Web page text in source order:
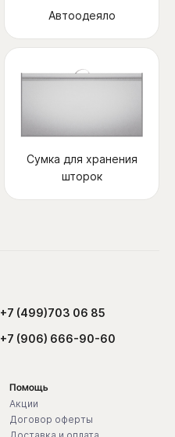
Автоодеяло
Сумка для хранения
шторок
+7 (499)703 06 85
+7 (906) 666-90-60
Помощь
Акции
Договор оферты